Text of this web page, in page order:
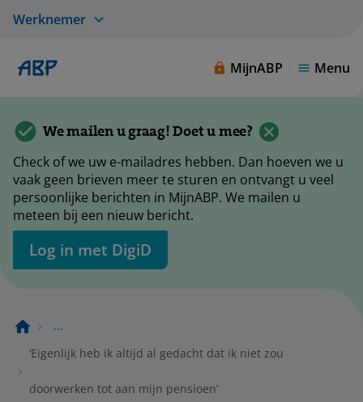
Werknemer
MijnABP Menu
We mailen u graag! Doet u mee?
Check of we uw e-mailadres hebben. Dan hoeven we u
vaak geen brieven meer te sturen en ontvangt u veel
persoonlijke berichten in MijnABP. We mailen u
meteen bij een nieuw bericht.
Log in met DigiD
...
‘Eigenlijk heb ik altijd al gedacht dat ik niet zou
doorwerken tot aan mijn pensioen’